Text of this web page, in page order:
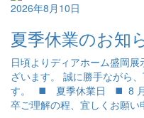
2026年8月10日
夏季休業のお知
日頃よりディアホーム盛岡
ざいます。 誠に勝手ながら
す。 ◼️ 夏季休業日 ◼️ 8 月
卒ご理解の程、宜しくお願